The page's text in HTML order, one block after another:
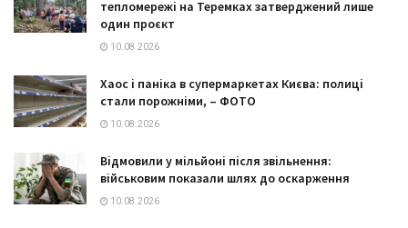
тепломережі на Теремках затверджений лише
один проєкт
10.08.2026
Хаос і паніка в супермаркетах Києва: полиці
стали порожніми, – ФОТО
10.08.2026
Відмовили у мільйоні після звільнення:
військовим показали шлях до оскарження
10.08.2026